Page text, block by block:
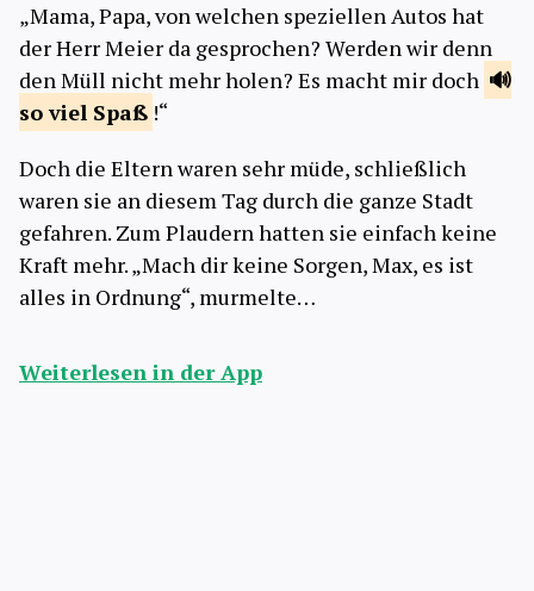
„Mama, Papa, von welchen speziellen Autos hat
der Herr Meier da gesprochen? Werden wir denn
den Müll nicht mehr holen? Es macht mir doch
so viel Spaß !“
Doch die Eltern waren sehr müde, schließlich
waren sie an diesem Tag durch die ganze Stadt
gefahren. Zum Plaudern hatten sie einfach keine
Kraft mehr. „Mach dir keine Sorgen, Max, es ist
alles in Ordnung“, murmelte…
Weiterlesen in der App